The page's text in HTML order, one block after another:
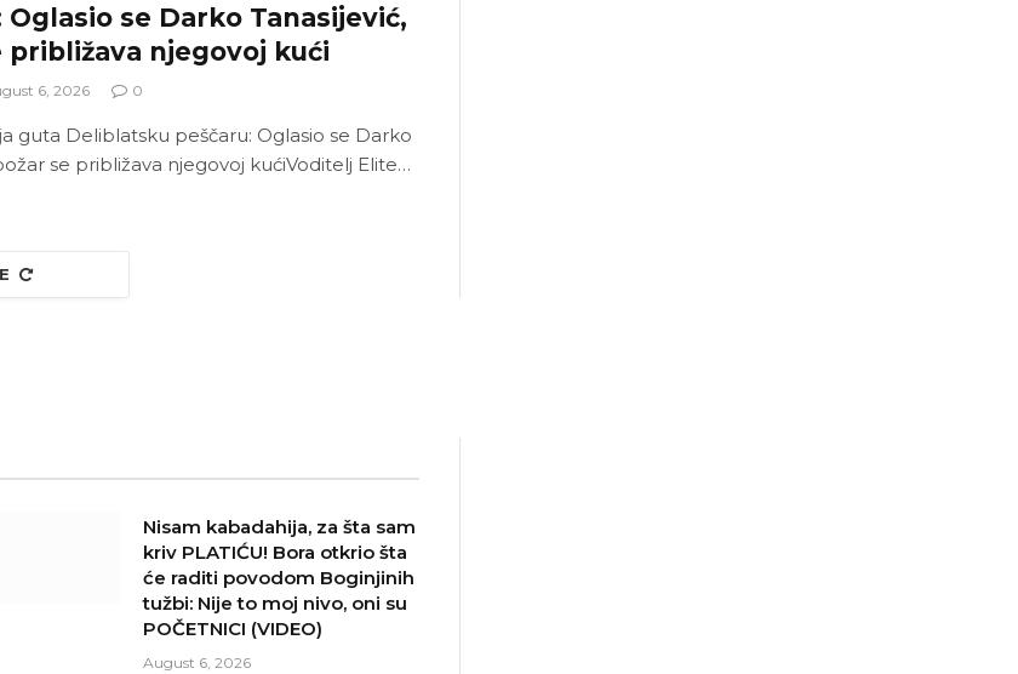
Oglasio se Darko Tanasijević,
približava njegovoj kući
6, 2026 0
guta Deliblatsku peščaru: Oglasio se Darko
se približava njegovoj kućiVoditelj Elite…
Nisam kabadahija, za šta sam
kriv PLATIĆU! Bora otkrio šta
će raditi povodom Boginjinih
tužbi: Nije to moj nivo, oni su
POČETNICI (VIDEO)
August 6, 2026